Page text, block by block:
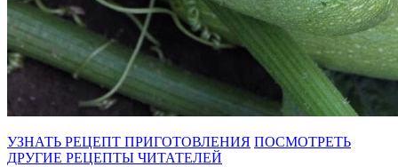
УЗНАТЬ РЕЦЕПТ ПРИГОТОВЛЕНИЯ ПОСМОТРЕТЬ
ДРУГИЕ РЕЦЕПТЫ ЧИТАТЕЛЕЙ